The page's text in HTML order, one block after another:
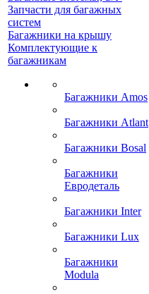
Запчасти для багажных
систем
Багажники на крышу
Комплектующие к
багажникам
Багажники Amos
Багажники Atlant
Багажники Bosal
Багажники
Евродеталь
Багажники Inter
Багажники Lux
Багажники
Modula